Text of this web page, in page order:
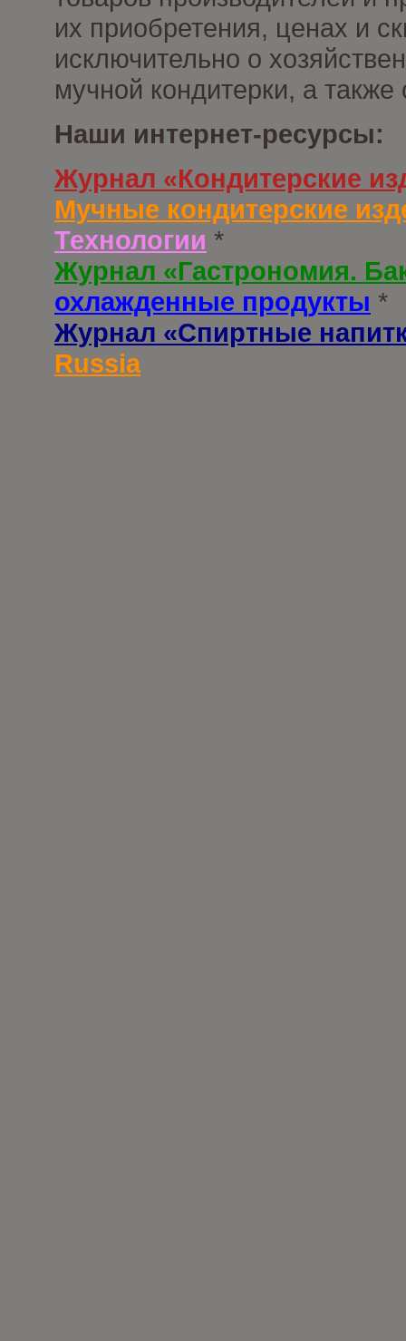
их приобретения, ценах и
исключительно о
мучной кондитерки, а
Наши интернет-ресурсы:
Журнал «Кондитерские
Мучные кондитерские
Технологии *
Журнал «Гастрономия.
охлажденные продукты *
Журнал «Спиртные
Russia